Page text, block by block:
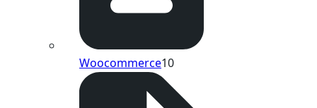
Woocommerce10